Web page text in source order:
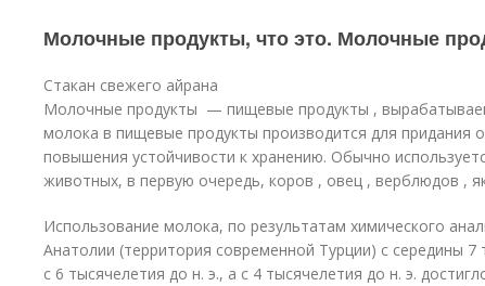
Молочные продукты, что это. Молочные
Стакан свежего айрана
Молочные продукты — пищевые продукты ,
молока в пищевые продукты производится для придания
повышения устойчивости к хранению. Обычно
животных, в первую очередь, коров , овец , верблюдов ,
Использование молока, по результатам химического
Анатолии (территория современной Турции) с середины
с 6 тысячелетия до н. э., а с 4 тысячелетия до н. э.